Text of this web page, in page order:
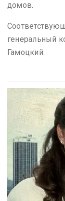
домов.
генеральный
Гамоцкий.